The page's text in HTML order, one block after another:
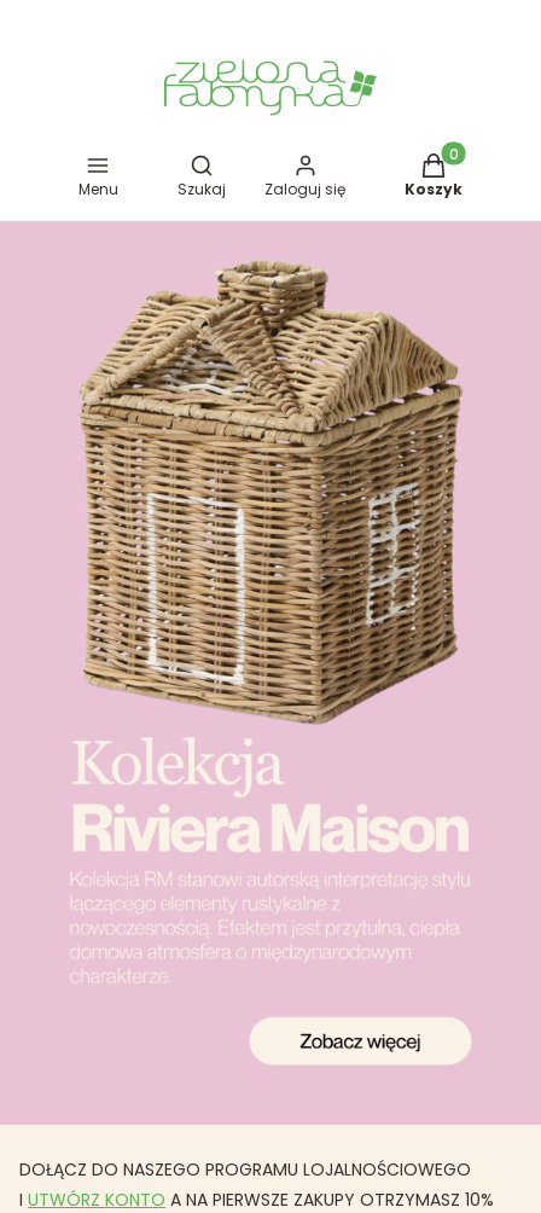
Menu
Otwórz wyszukiwarkę
Szukaj Zaloguj się
Produkty w
Koszyk
DOŁĄCZ DO NASZEGO PROGRAMU LOJALNOŚCIOWEGO
I UTWÓRZ KONTO A NA PIERWSZE ZAKUPY OTRZYMASZ 10%